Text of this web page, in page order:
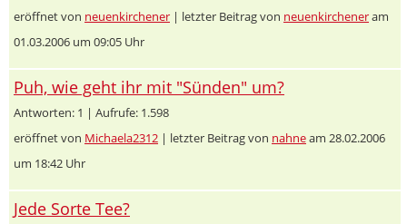
eröffnet von neuenkirchener | letzter Beitrag von neuenkircheneram
01.03.2006 um 09:05 Uhr
Puh, wie geht ihr mit "Sünden" um?
Antworten: 1 | Aufrufe: 1.598
eröffnet von Michaela2312 | letzter Beitrag von nahneam 28.02.2006
um 18:42 Uhr
Jede Sorte Tee?